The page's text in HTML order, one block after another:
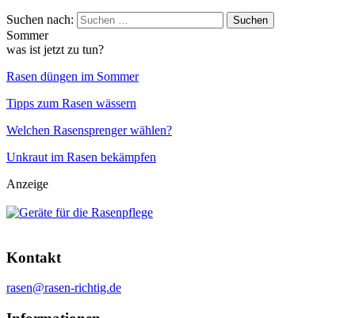
Suchen nach: Suchen
Sommer
was ist jetzt zu tun?
Rasen düngen im Sommer
Tipps zum Rasen wässern
Welchen Rasensprenger wählen?
Unkraut im Rasen bekämpfen
Anzeige
Kontakt
rasen@rasen-richtig.de